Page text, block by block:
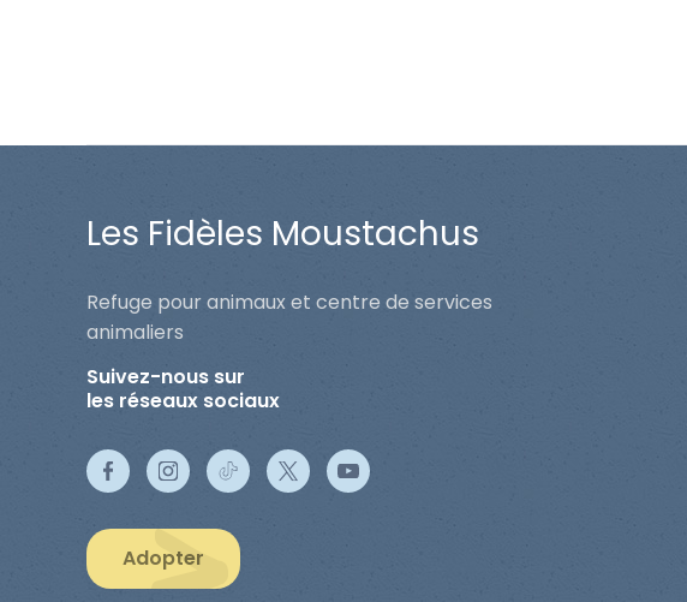
Les Fidèles Moustachus
Refuge pour animaux et centre de services
animaliers
Suivez-nous sur
les réseaux sociaux
Adopter